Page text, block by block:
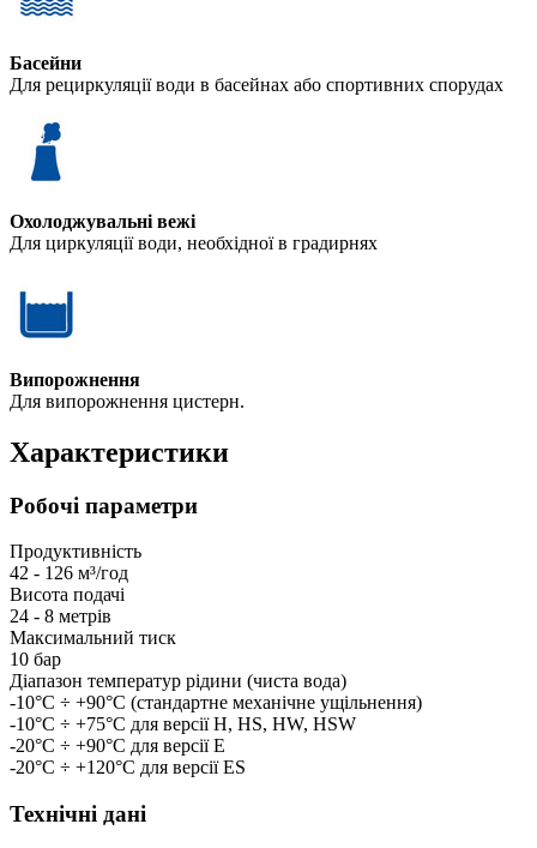
Басейни
Для рециркуляції води в басейнах або спортивних спорудах
Охолоджувальні вежі
Для циркуляції води, необхідної в градирнях
Випорожнення
Для випорожнення цистерн.
Характеристики
Робочі параметри
Продуктивність
42 - 126 м³/год
Висота подачі
24 - 8 метрів
Максимальний тиск
10 бар
Діапазон температур рідини (чиста вода)
-10°C ÷ +90°C (стандартне механічне ущільнення)
-10°C ÷ +75°C для версії H, HS, HW, HSW
-20°C ÷ +90°C для версії E
-20°C ÷ +120°C для версії ES
Технічні дані